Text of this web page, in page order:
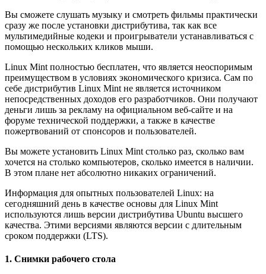
Вы сможете слушать музыку и смотреть фильмы практически
сразу же после установки дистрибутива, так как все
мультимедийные кодеки и проигрыватели устанавливаться с
помощью нескольких кликов мыши.
Linux Mint полностью бесплатен, что является неоспоримым
преимуществом в условиях экономического кризиса. Сам по
себе дистрибутив Linux Mint не является источником
непосредственных доходов его разработчиков. Они получают
деньги лишь за рекламу на официальном веб-сайте и на
форуме технической поддержки, а также в качестве
пожертвований от спонсоров и пользователей.
Вы можете установить Linux Mint столько раз, сколько вам
хочется на столько компьютеров, сколько имеется в наличии.
В этом плане нет абсолютно никаких ограничений.
Информация для опытных пользователей Linux: на
сегодняшний день в качестве основы для Linux Mint
используются лишь версии дистрибутива Ubuntu высшего
качества. Этими версиями являются версии с длительным
сроком поддержки (LTS).
1. Снимки рабочего стола